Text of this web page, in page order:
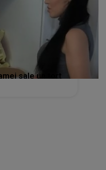
sale un tort